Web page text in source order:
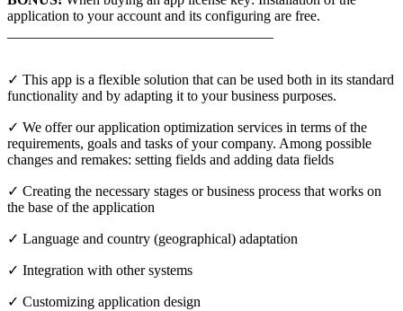
application to your account and its configuring are free.
✓ This app is a flexible solution that can be used both in its standard
functionality and by adapting it to your business purposes.
✓ We offer our application optimization services in terms of the
requirements, goals and tasks of your company. Among possible
changes and remakes: setting fields and adding data fields
✓ Creating the necessary stages or business process that works on
the base of the application
✓ Language and country (geographical) adaptation
✓ Integration with other systems
✓ Customizing application design